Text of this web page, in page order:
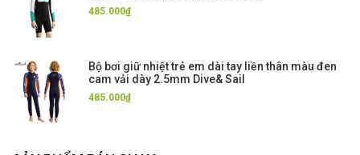
485.000₫
Bộ bơi giữ nhiệt trẻ em dài tay liền thân màu đen
cam vải dày 2.5mm Dive& Sail
485.000₫